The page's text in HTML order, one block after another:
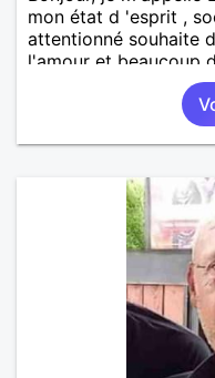
mon état d 'esprit ,
attentionné souhaite
l'amour et beaucoup
souhaitera partager
fin de l 'année et
confiance à la
en toute sincérité.